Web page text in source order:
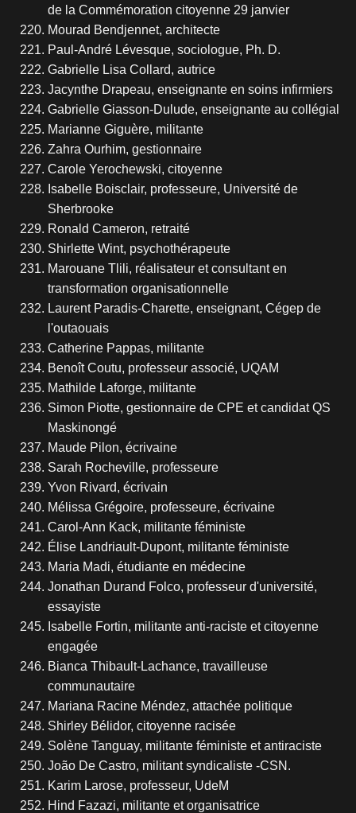
de la Commémoration citoyenne 29 janvier
Mourad Bendjennet, architecte
Paul-André Lévesque, sociologue, Ph. D.
Gabrielle Lisa Collard, autrice
Jacynthe Drapeau, enseignante en soins infirmiers
Gabrielle Giasson-Dulude, enseignante au collégial
Marianne Giguère, militante
Zahra Ourhim, gestionnaire
Carole Yerochewski, citoyenne
Isabelle Boisclair, professeure, Université de
Sherbrooke
Ronald Cameron, retraité
Shirlette Wint, psychothérapeute
Marouane Tlili, réalisateur et consultant en
transformation organisationnelle
Laurent Paradis-Charette, enseignant, Cégep de
l'outaouais
Catherine Pappas, militante
Benoît Coutu, professeur associé, UQAM
Mathilde Laforge, militante
Simon Piotte, gestionnaire de CPE et candidat QS
Maskinongé
Maude Pilon, écrivaine
Sarah Rocheville, professeure
Yvon Rivard, écrivain
Mélissa Grégoire, professeure, écrivaine
Carol-Ann Kack, militante féministe
Élise Landriault-Dupont, militante féministe
Maria Madi, étudiante en médecine
Jonathan Durand Folco, professeur d'université,
essayiste
Isabelle Fortin, militante anti-raciste et citoyenne
engagée
Bianca Thibault-Lachance, travailleuse
communautaire
Mariana Racine Méndez, attachée politique
Shirley Bélidor, citoyenne racisée
Solène Tanguay, militante féministe et antiraciste
João De Castro, militant syndicaliste -CSN.
Karim Larose, professeur, UdeM
Hind Fazazi, militante et organisatrice